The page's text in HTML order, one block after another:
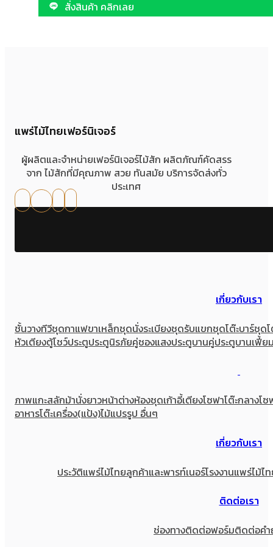
สั่งสินค้า คลิกเลย
แพร่ไม้ไทยเฟอร์นิเจอร์
ผู้ผลิตและจำหน่ายเฟอร์นิเจอร์ไม้สัก ผลิตภัณฑ์คัดสรร
จาก ไม้สักที่มีคุณภาพ สวย ทันสมัย บริการจัดส่งทั่ว
ประเทศ
เกี่ยวกับเรา
ชั้นวางทีวีชุดกาแฟขาเหล็กชุดนั่งระเบียงชุดรับแขกชุดโต๊ะบาร์ชุดโ
หัวเตียงตู้โชว์ประตูประตูนิรภัยคู่ชองแสงประตูบานคู่ประตูบานเฟี้ย
ภาพแกะสลักม้านั่งยาวหน้าต่างห้องชุดเก้าอี้เตียงโซฟาโต๊ะกลางโซ
อาหารโต๊ะเครื่อง(แป้ง)ไม้แปรรูป อื่นๆ
เกี่ยวกับเรา
ประวัติแพร่ไม้ไทยลูกค้าและพารท์เนอร์โรงงานแพร่ไม้ไ
ติดต่อเรา
ช่องทางติดต่อฟอร์มติดต่อค